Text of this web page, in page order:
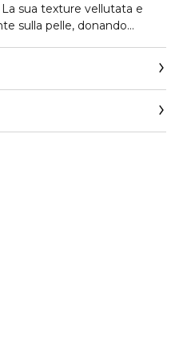
sua texture vellutata e
sulla pelle, donando
imperdibile esalta la tua
e duratura, perfetta
speciali. Che tu
o una luminosità